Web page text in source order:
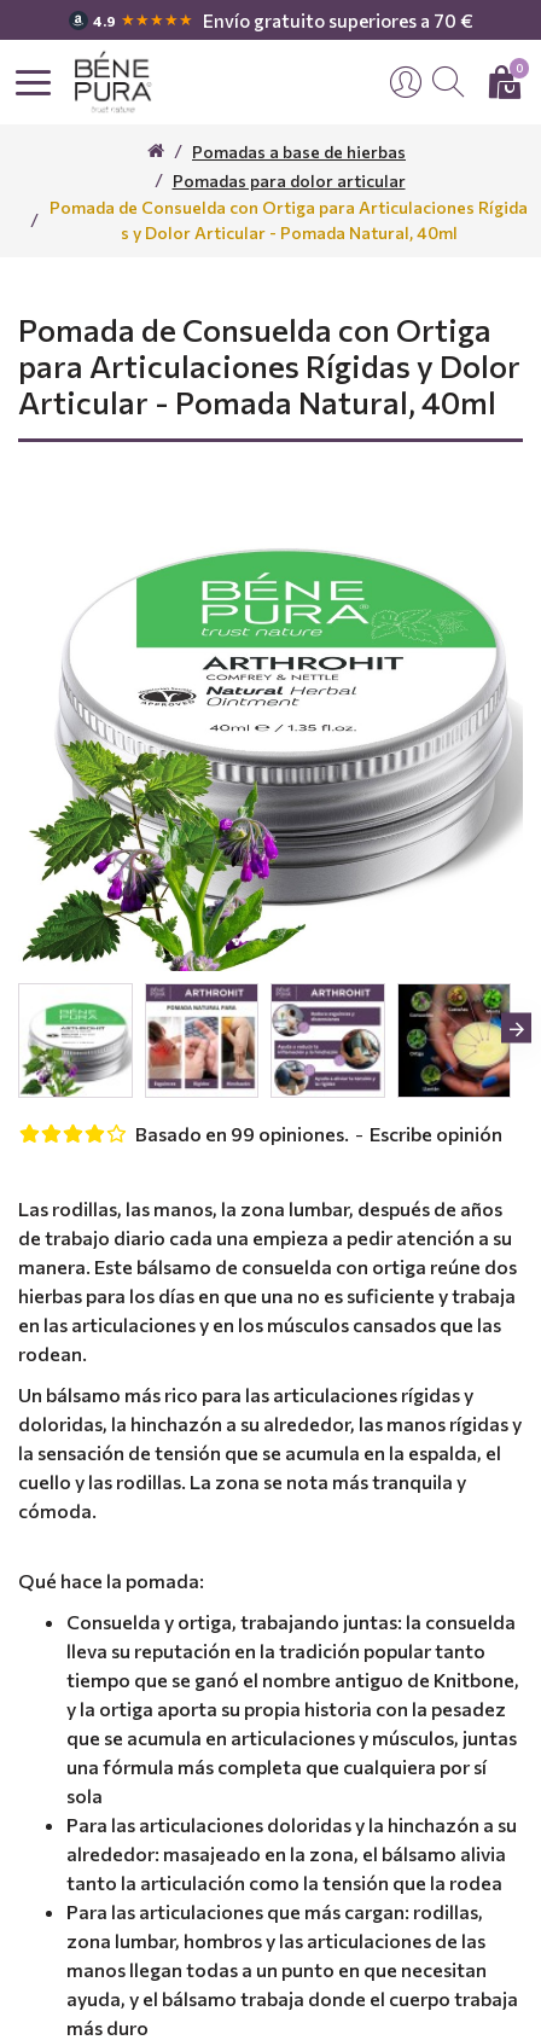
4.9 ★★★★★ Envío gratuito superiores a 70 €
0
Pomadas a base de hierbas
Pomadas para dolor articular
Pomada de Consuelda con Ortiga para Articulaciones Rígida
s y Dolor Articular - Pomada Natural, 40ml
Pomada de Consuelda con Ortiga
para Articulaciones Rígidas y Dolor
Articular - Pomada Natural, 40ml
Las rodillas, las manos, la zona lumbar, después de años
de trabajo diario cada una empieza a pedir atención a su
manera. Este bálsamo de consuelda con ortiga reúne dos
hierbas para los días en que una no es suficiente y trabaja
en las articulaciones y en los músculos cansados que las
rodean.
Un bálsamo más rico para las articulaciones rígidas y
doloridas, la hinchazón a su alrededor, las manos rígidas y
la sensación de tensión que se acumula en la espalda, el
cuello y las rodillas. La zona se nota más tranquila y
cómoda.
Qué hace la pomada:
Consuelda y ortiga, trabajando juntas: la consuelda
lleva su reputación en la tradición popular tanto
tiempo que se ganó el nombre antiguo de Knitbone,
y la ortiga aporta su propia historia con la pesadez
que se acumula en articulaciones y músculos, juntas
una fórmula más completa que cualquiera por sí
sola
Para las articulaciones doloridas y la hinchazón a su
alrededor: masajeado en la zona, el bálsamo alivia
tanto la articulación como la tensión que la rodea
Para las articulaciones que más cargan: rodillas,
zona lumbar, hombros y las articulaciones de las
manos llegan todas a un punto en que necesitan
ayuda, y el bálsamo trabaja donde el cuerpo trabaja
más duro
Basado en 99 opiniones. - Escribe opinión